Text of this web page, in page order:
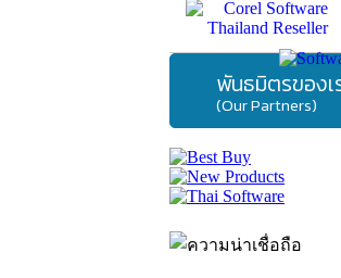
พันธมิตรของเ
(Our Partners)